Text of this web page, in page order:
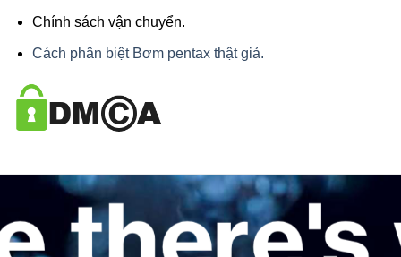
Chính sách vận chuyển.
Cách phân biệt Bơm pentax thật giả.